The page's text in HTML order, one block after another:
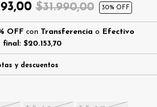
$31.990,00 30% OFF
OFFcon Transferencia o Efectivo
final: $20.153,70
y descuentos